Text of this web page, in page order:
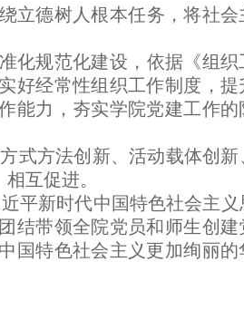
立德树人根本任务，将社会
化规范化建设，依据《组织
好经常性组织工作制度，提
能力，夯实学院党建工作的
式方法创新、活动载体创新
互促进。
平新时代中国特色社会主义
结带领全院党员和师生创建
国特色社会主义更加绚丽的